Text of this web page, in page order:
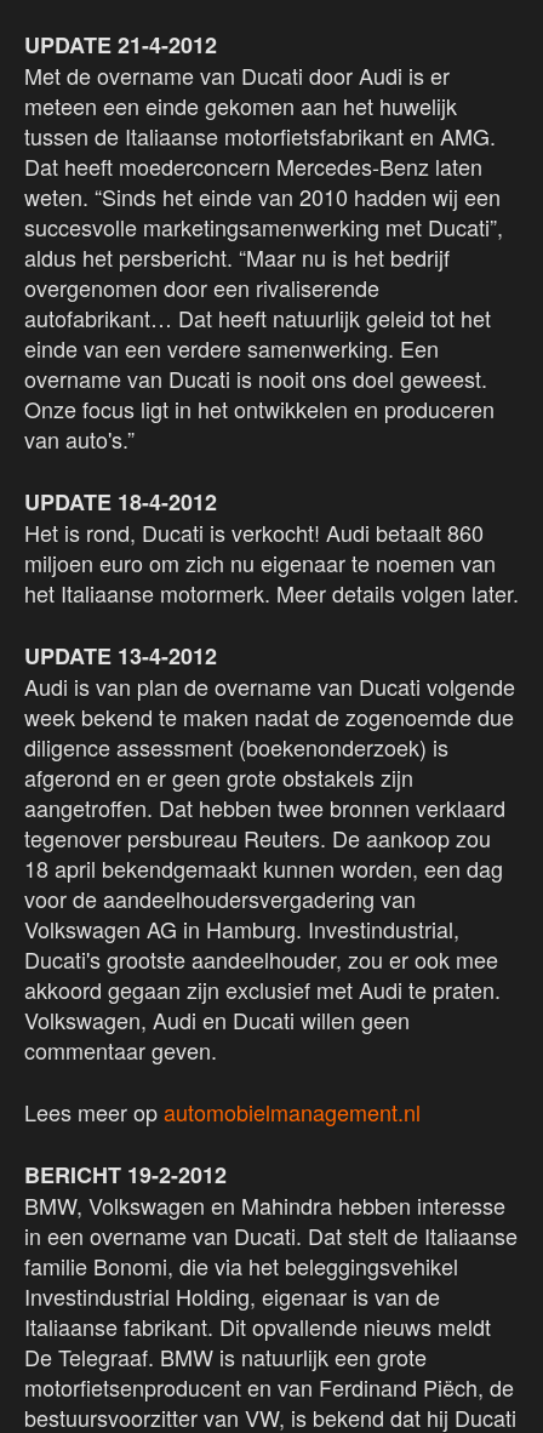
UPDATE 21-4-2012
Met de overname van Ducati door Audi is er
meteen een einde gekomen aan het huwelijk
tussen de Italiaanse motorfietsfabrikant en AMG.
Dat heeft moederconcern Mercedes-Benz laten
weten. “Sinds het einde van 2010 hadden wij een
succesvolle marketingsamenwerking met Ducati”,
aldus het persbericht. “Maar nu is het bedrijf
overgenomen door een rivaliserende
autofabrikant… Dat heeft natuurlijk geleid tot het
einde van een verdere samenwerking. Een
overname van Ducati is nooit ons doel geweest.
Onze focus ligt in het ontwikkelen en produceren
van auto's.”
UPDATE 18-4-2012
Het is rond, Ducati is verkocht! Audi betaalt 860
miljoen euro om zich nu eigenaar te noemen van
het Italiaanse motormerk. Meer details volgen later.
UPDATE 13-4-2012
Audi is van plan de overname van Ducati volgende
week bekend te maken nadat de zogenoemde due
diligence assessment (boekenonderzoek) is
afgerond en er geen grote obstakels zijn
aangetroffen. Dat hebben twee bronnen verklaard
tegenover persbureau Reuters. De aankoop zou
18 april bekendgemaakt kunnen worden, een dag
voor de aandeelhoudersvergadering van
Volkswagen AG in Hamburg. Investindustrial,
Ducati's grootste aandeelhouder, zou er ook mee
akkoord gegaan zijn exclusief met Audi te praten.
Volkswagen, Audi en Ducati willen geen
commentaar geven.
Lees meer opautomobielmanagement.nl
BERICHT 19-2-2012
BMW, Volkswagen en Mahindra hebben interesse
in een overname van Ducati. Dat stelt de Italiaanse
familie Bonomi, die via het beleggingsvehikel
Investindustrial Holding, eigenaar is van de
Italiaanse fabrikant. Dit opvallende nieuws meldt
De Telegraaf. BMW is natuurlijk een grote
motorfietsenproducent en van Ferdinand Piëch, de
bestuursvoorzitter van VW, is bekend dat hij Ducati